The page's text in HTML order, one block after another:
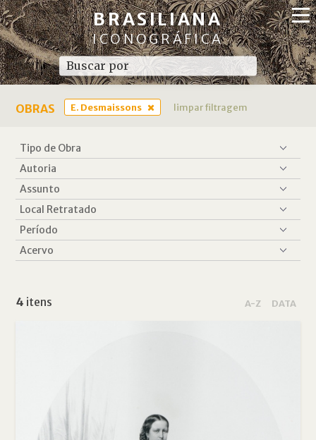
BRASILIANA
ICONOGRÁFICA
OBRAS E. Desmaissons limpar filtragem
4 itens A-Z DATA